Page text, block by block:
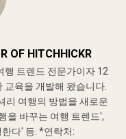
OF HITCHHICKR
행 트렌드 전문가이자 12
교육을 개발해 왔습니다.
리 여행의 방법을 새로운
을 바꾸는 여행 트렌드',
다' 등. *연락처: